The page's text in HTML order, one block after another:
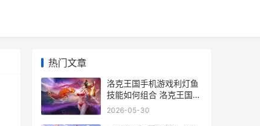
热门文章
洛克王国手机游戏利灯鱼
技能如何组合 洛克王国手
机游戏怎么玩
2026-05-30